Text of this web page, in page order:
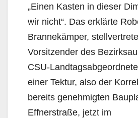
„Einen Kasten in dieser
wir nicht“. Das erklärte
Brannekämper,
Vorsitzender des
CSU-
einer Tektur, also der
bereits genehmigten
Effnerstraße, jetzt im